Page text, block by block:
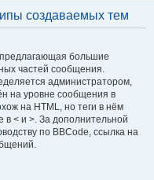
создаваемых тем
большие
частей сообщения.
администратором,
на уровне сообщения в
на HTML, но теги в нём
в < и >. За дополнительной
по BBCode, ссылка на